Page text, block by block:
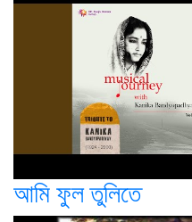
আমি ফুল তুলিতে